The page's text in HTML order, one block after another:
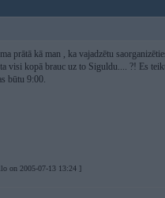
prātā kā man , ka vajadzētu
visi kopā brauc uz to Siguldu.... ?! Es
būtu 9:00.
on 2005-07-13 13:24 ]